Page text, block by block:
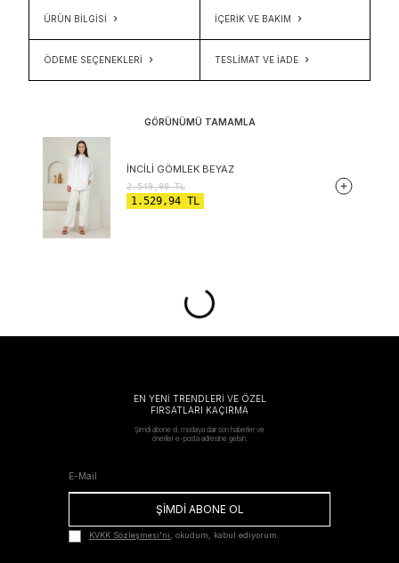
ÜRÜN BİLGİSİ İÇERIK VE BAKIM
ÖDEME SEÇENEKLERI TESLIMAT VE İADE
GÖRÜNÜMÜ TAMAMLA
İNCILI GÖMLEK BEYAZ
2.549,90TL
1.529,94 TL
EN YENİ TRENDLERİ VE ÖZEL
FIRSATLARI KAÇIRMA
Şimdi abone ol, modaya dair son haberler ve
öneriler e-posta adresine gelsin.
ŞİMDİ ABONE OL
KVKK Sözleşmesi'ni, okudum, kabul ediyorum.